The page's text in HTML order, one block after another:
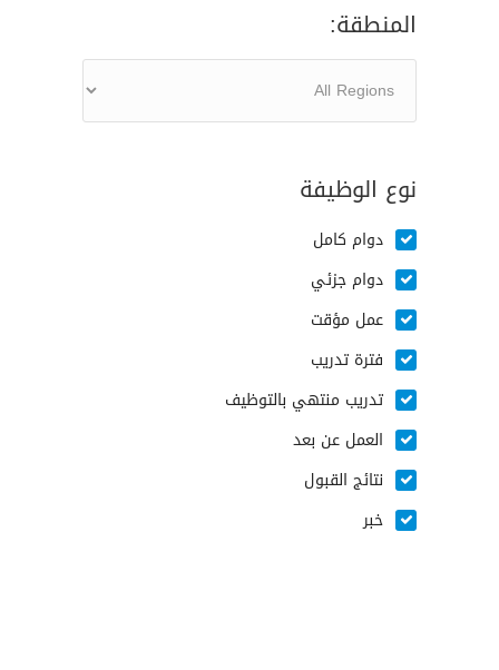
المنطقة:
نوع الوظيفة
دوام كامل
دوام جزئي
عمل مؤقت
فترة تدريب
تدريب منتهي بالتوظيف
العمل عن بعد
نتائج القبول
خبر